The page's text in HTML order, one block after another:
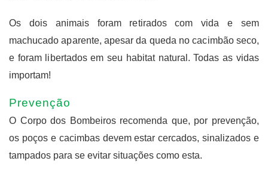
Os dois animais foram retirados com vida e sem
machucado aparente, apesar da queda no cacimbão seco,
e foram libertados em seu habitat natural. Todas as vidas
importam!
Prevenção
O Corpo dos Bombeiros recomenda que, por prevenção,
os poços e cacimbas devem estar cercados, sinalizados e
tampados para se evitar situações como esta.